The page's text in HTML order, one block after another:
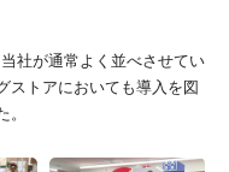
社が通常よく並べさせてい
ストアにおいても導入を図